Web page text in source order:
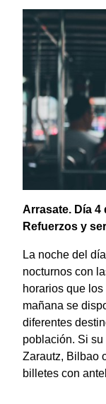
Arrasate. Día 4
Refuerzos y
La noche del
nocturnos con
horarios que
mañana se
diferentes
población. Si
Zarautz, Bilbao
billetes con